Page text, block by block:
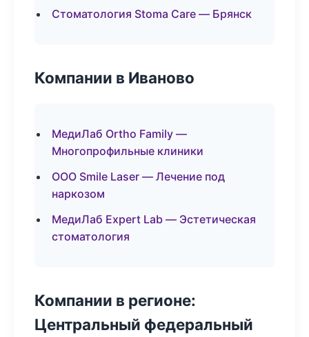
Стоматология Stoma Care — Брянск
Компании в Иваново
МедиЛаб Ortho Family —
Многопрофильные клиники
ООО Smile Laser — Лечение под
наркозом
МедиЛаб Expert Lab — Эстетическая
стоматология
Компании в регионе:
Центральный федеральный